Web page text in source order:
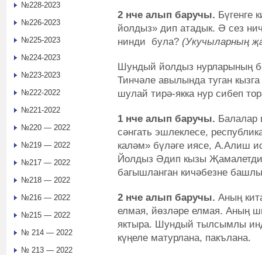
2 нче алып баручы. Бүгенге
йолдыз» дип атадык. Ә сез
нинди була? (Укучыларның
Шундый йолдыз нурларының
Тинчәле авылында туган
шулай тирә-якка нур сибеп
1 нче алып баручы. Балалар
сәнгать эшлеклесе,
каләм» бүләге иясе, А.Алиш
Йолдыз Әдип кызы
багышланган кичәбезне
2 нче алып баручы. Аның
елмая, йөзләре елмая. Аның
яктыра. Шундый тылсымлы
күңеле матурлана, пакълана.
№228-2023
№226-2023
№225-2023
№224-2023
№223-2023
№222-2022
№221-2022
№220 — 2022
№219 — 2022
№217 — 2022
№218 — 2022
№216 — 2022
№215 — 2022
№ 214 — 2022
№ 213 — 2022